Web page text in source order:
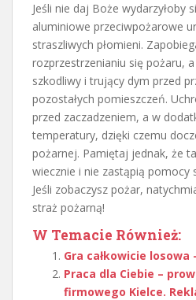
Jeśli nie daj Boże wydarzyłoby
aluminiowe przeciwpożarowe
straszliwych płomieni.
rozprzestrzenianiu się pożaru,
szkodliwy i trujący dym przed
pozostałych pomieszczeń.
przed zaczadzeniem, a w
temperatury, dzięki czemu
pożarnej. Pamiętaj jednak, że
wiecznie i nie zastąpią pomocy
Jeśli zobaczysz pożar,
straż pożarną!
W Temacie Również:
Gra całkowicie losowa
Praca dla Ciebie –
firmowego Kielce.